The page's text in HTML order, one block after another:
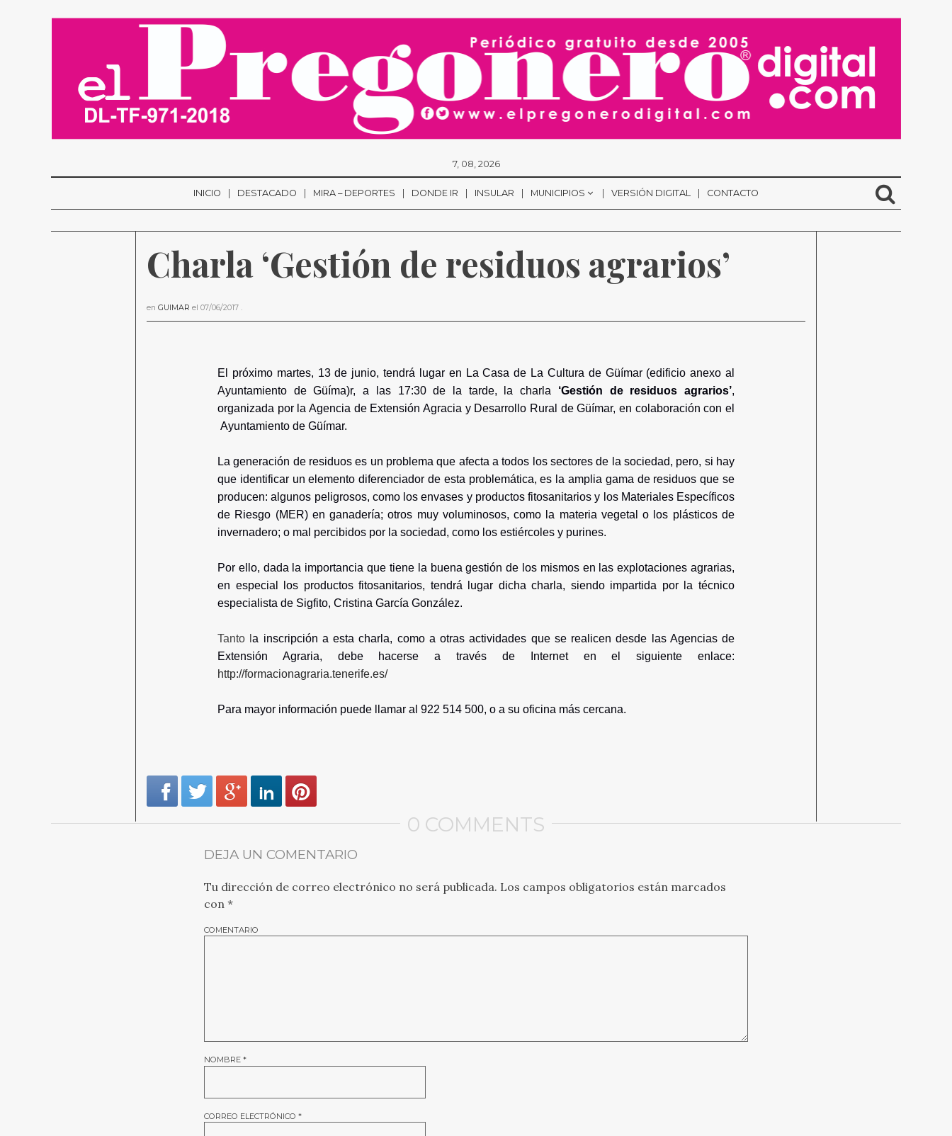
7, 08, 2026
INICIO DESTACADO MIRA – DEPORTES DONDE IR INSULAR MUNICIPIOS VERSIÓN DIGITAL CONTACTO
Charla ‘Gestión de residuos agrarios’
en GUIMAR el 07/06/2017 .
El próximo martes, 13 de junio, tendrá lugar en La Casa de La Cultura de Güímar (edificio anexo al
Ayuntamiento de Güíma)r, a las 17:30 de la tarde, la charla ‘Gestión de residuos agrarios’,
organizada por la Agencia de Extensión Agracia y Desarrollo Rural de Güímar, en colaboración con el
Ayuntamiento de Güímar.
La generación de residuos es un problema que afecta a todos los sectores de la sociedad, pero, si hay
que identificar un elemento diferenciador de esta problemática, es la amplia gama de residuos que se
producen: algunos peligrosos, como los envases y productos fitosanitarios y los Materiales Específicos
de Riesgo (MER) en ganadería; otros muy voluminosos, como la materia vegetal o los plásticos de
invernadero; o mal percibidos por la sociedad, como los estiércoles y purines.
Por ello, dada la importancia que tiene la buena gestión de los mismos en las explotaciones agrarias,
en especial los productos fitosanitarios, tendrá lugar dicha charla, siendo impartida por la técnico
especialista de Sigfito, Cristina García González.
Tanto la inscripción a esta charla, como a otras actividades que se realicen desde las Agencias de
Extensión Agraria, debe hacerse a través de Internet en el siguiente enlace:
http://formacionagraria.tenerife.es/
Para mayor información puede llamar al 922 514 500, o a su oficina más cercana.
0 COMMENTS
DEJA UN COMENTARIO
Tu dirección de correo electrónico no será publicada. Los campos obligatorios están marcados
con *
COMENTARIO
NOMBRE *
CORREO ELECTRÓNICO *